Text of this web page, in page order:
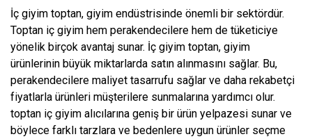
İç giyim toptan, giyim endüstrisinde önemli bir sektördür.
Toptan iç giyim hem perakendecilere hem de tüketiciye
yönelik birçok avantaj sunar. İç giyim toptan, giyim
ürünlerinin büyük miktarlarda satın alınmasını sağlar. Bu,
perakendecilere maliyet tasarrufu sağlar ve daha rekabetçi
fiyatlarla ürünleri müşterilere sunmalarına yardımcı olur.
toptan iç giyim alıcılarına geniş bir ürün yelpazesi sunar ve
böylece farklı tarzlara ve bedenlere uygun ürünler seçme